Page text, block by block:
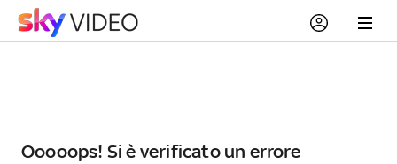
Ooooops! Si è verificato un errore